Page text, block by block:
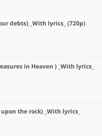
debts) _With lyrics_ (720p)
in Heaven ) _With lyrics_
the rock) _With lyrics_